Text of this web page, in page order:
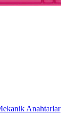
Anahtarlar